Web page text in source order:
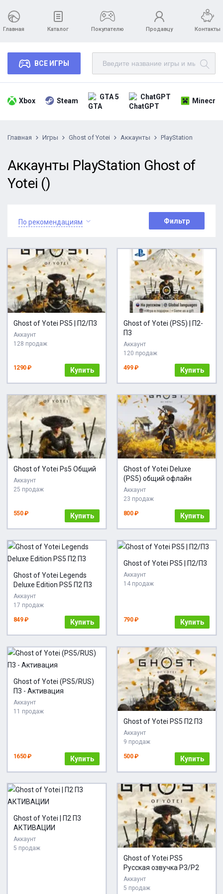
Главная Каталог Покупателю Продавцу Контакты
ВСЕ ИГРЫ
Xbox Steam GTA 5 ChatGPT
Главная Игры Ghost of Yotei Аккаунты PlayStation
Аккаунты PlayStation Ghost of
Yotei ()
По рекомендациям Фильтр
Ghost of Yotei PS5 | П2/П3
Аккаунт
128 продаж
1290 ₽ Купить
Ghost of Yotei (PS5) | П2-
П3
Аккаунт
120 продаж
499 ₽ Купить
Ghost of Yotei Ps5 Общий
Аккаунт
25 продаж
550 ₽ Купить
Ghost of Yotei Deluxe
(PS5) общий офлайн
Аккаунт
23 продаж
800 ₽ Купить
Ghost of Yotei Legends
Deluxe Edition PS5 П2 П3
Аккаунт
17 продаж
849 ₽ Купить
Ghost of Yotei PS5 | П2/П3
Аккаунт
14 продаж
790 ₽ Купить
Ghost of Yotei (PS5/RUS)
П3 - Активация
Аккаунт
11 продаж
1650 ₽ Купить
Ghost of Yotei PS5 П2 П3
Аккаунт
9 продаж
500 ₽ Купить
Ghost of Yotei | П2 П3
АКТИВАЦИИ
Аккаунт
5 продаж
Ghost of Yotei PS5
Русская озвучка P3/P2
Аккаунт
5 продаж